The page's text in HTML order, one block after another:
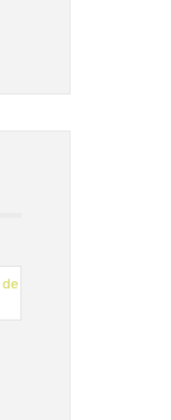
de